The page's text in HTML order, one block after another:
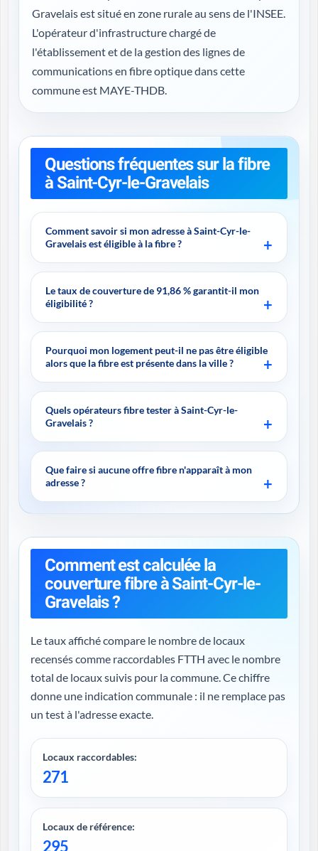
Gravelais est situé en zone rurale au sens de l'INSEE.
L'opérateur d'infrastructure chargé de
l'établissement et de la gestion des lignes de
communications en fibre optique dans cette
commune est MAYE-THDB.
Questions fréquentes sur la fibre
à Saint-Cyr-le-Gravelais
Comment savoir si mon adresse à Saint-Cyr-le-
Gravelais est éligible à la fibre ?
Le taux de couverture de 91,86 % garantit-il mon
éligibilité ?
Pourquoi mon logement peut-il ne pas être éligible
alors que la fibre est présente dans la ville ?
Quels opérateurs fibre tester à Saint-Cyr-le-
Gravelais ?
Que faire si aucune offre fibre n'apparaît à mon
adresse ?
Comment est calculée la
couverture fibre à Saint-Cyr-le-
Gravelais ?
Le taux affiché compare le nombre de locaux
recensés comme raccordables FTTH avec le nombre
total de locaux suivis pour la commune. Ce chiffre
donne une indication communale : il ne remplace pas
un test à l'adresse exacte.
Locaux raccordables:
271
Locaux de référence:
295